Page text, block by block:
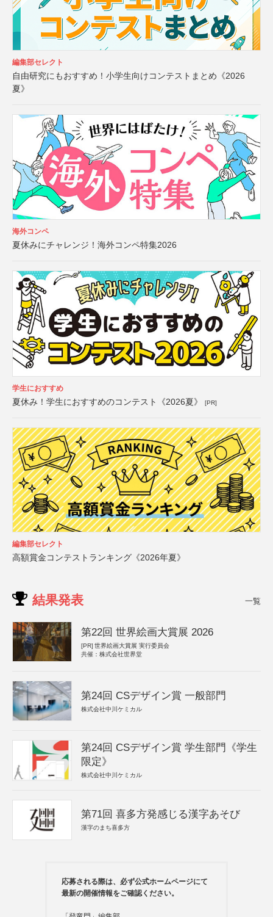
編集部セレクト
自由研究にもおすすめ！小学生向けコンテストまとめ《2026
夏》
海外コンペ
夏休みにチャレンジ！海外コンペ特集2026
学生におすすめ
夏休み！学生におすすめのコンテスト《2026夏》 [PR]
編集部セレクト
高額賞金コンテストランキング《2026年夏》
結果発表 一覧
第22回 世界絵画大賞展 2026
[PR] 世界絵画大賞展 実行委員会
共催：株式会社世界堂
第24回 CSデザイン賞 一般部門
株式会社中川ケミカル
第24回 CSデザイン賞 学生部門《学生
限定》
株式会社中川ケミカル
第71回 喜多方発感じる漢字あそび
漢字のまち喜多方
応募される際は、必ず公式ホームページにて
最新の開催情報をご確認ください。